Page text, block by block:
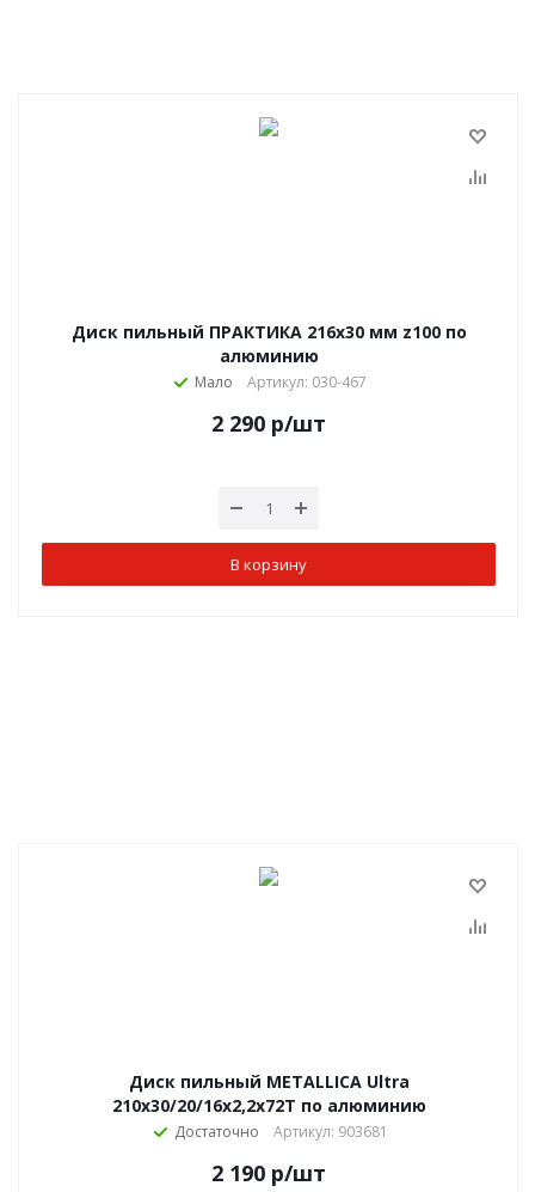
Диск пильный ПРАКТИКА 216х30 мм z100 по
алюминию
Мало Артикул: 030-467
2 290 р/шт
В корзину
Диск пильный METALLICA Ultra
210x30/20/16х2,2х72Т по алюминию
Достаточно Артикул: 903681
2 190 р/шт